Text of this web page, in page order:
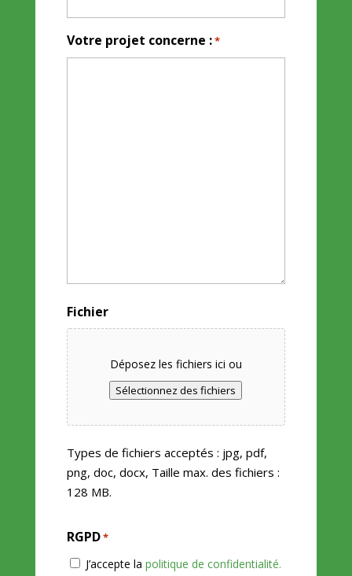
Votre projet concerne :*
Fichier
Déposez les fichiers ici ou
Sélectionnez des fichiers
Types de fichiers acceptés : jpg, pdf,
png, doc, docx, Taille max. des fichiers :
128 MB.
RGPD*
J’accepte la politique de confidentialité.